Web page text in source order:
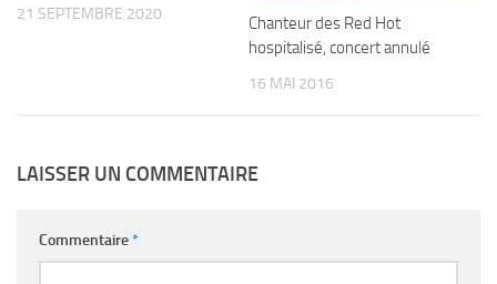
21 SEPTEMBRE 2020
Chanteur des Red Hot
hospitalisé, concert annulé
16 MAI 2016
LAISSER UN COMMENTAIRE
Commentaire*